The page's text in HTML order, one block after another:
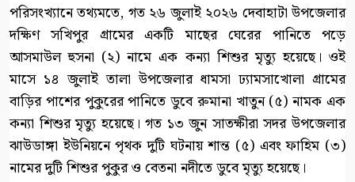
পরিসংখ্যানে তথ্যমতে, গত ২৬ জুলাই ২০২৬ দেবাহাটা উপজেলার
দক্ষিণ সখিপুর গ্রামের একটি মাছের ঘেরের পানিতে পড়ে
আসমাউল হুসনা (২) নামে এক কন্যা শিশুর মৃত্যু হয়েছে। ওই
মাসে ১৪ জুলাই তালা উপজেলার ধামসা ঢ্যামসাখোলা গ্রামের
বাড়ির পাশের পুকুরের পানিতে ডুবে রুমানা খাতুন (৫) নামক এক
কন্যা শিশুর মৃত্যু হয়েছে। গত ১৩ জুন সাতক্ষীরা সদর উপজেলার
ঝাউডাঙ্গা ইউনিয়নে পৃথক দুটি ঘটনায় শান্ত (৫) এবং ফাহিম (৩)
নামের দুটি শিশুর পুকুর ও বেতনা নদীতে ডুবে মৃত্যু হয়েছে।